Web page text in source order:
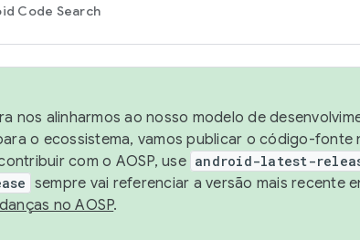
Code Search
nos alinharmos ao nosso modelo de
o ecossistema, vamos publicar o código-fonte
com o AOSP, use android-latest-
sempre vai referenciar a versão mais recente
no AOSP.